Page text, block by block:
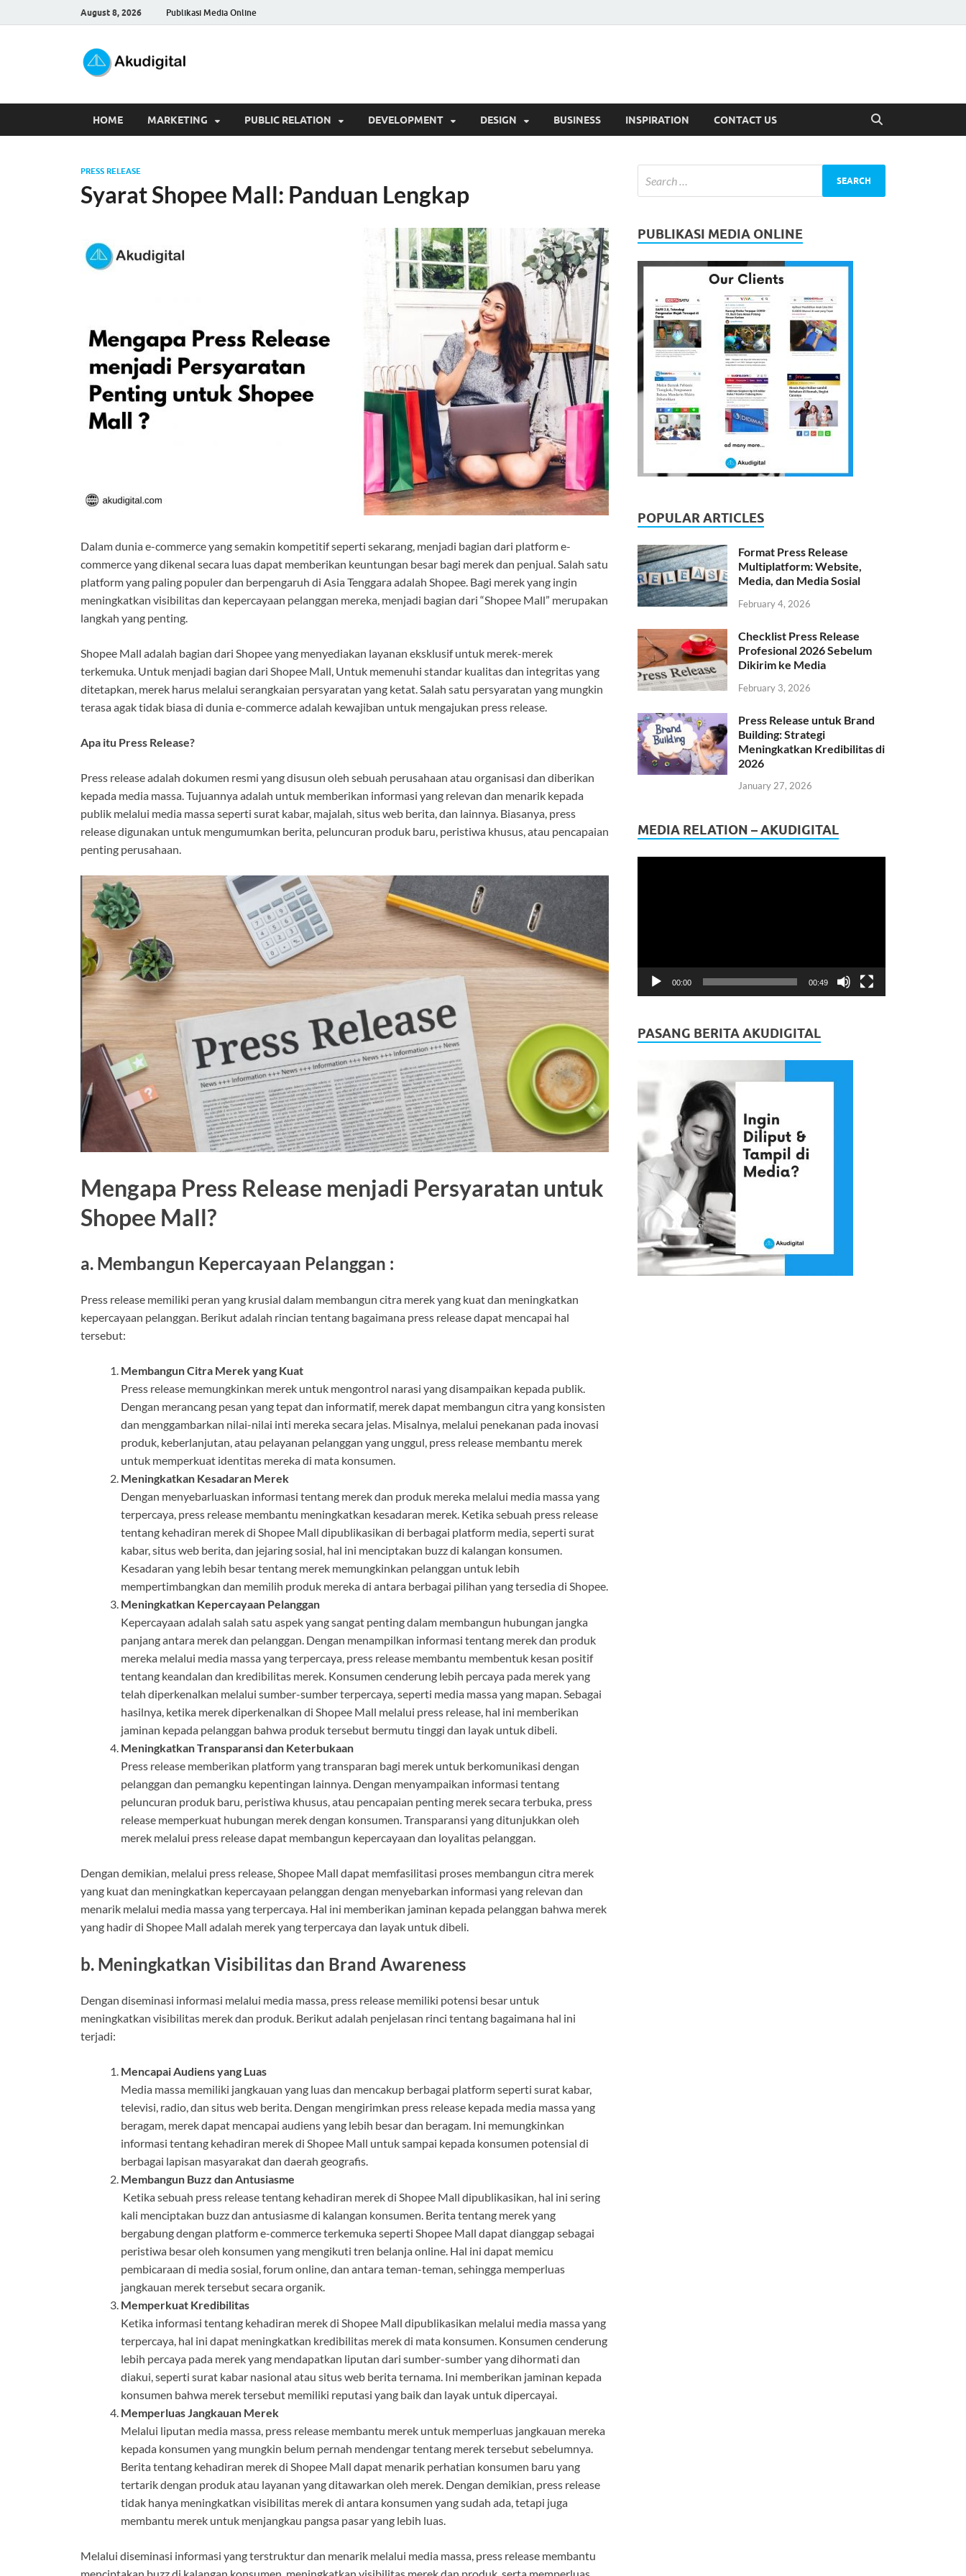
August 8, 2026 Publikasi Media Online
HOME MARKETING PUBLIC RELATION DEVELOPMENT DESIGN BUSINESS INSPIRATION CONTACT US
PRESS RELEASE
Syarat Shopee Mall: Panduan Lengkap
Dalam dunia e-commerce yang semakin kompetitif seperti sekarang, menjadi bagian dari platform e-
commerce yang dikenal secara luas dapat memberikan keuntungan besar bagi merek dan penjual. Salah satu
platform yang paling populer dan berpengaruh di Asia Tenggara adalah Shopee. Bagi merek yang ingin
meningkatkan visibilitas dan kepercayaan pelanggan mereka, menjadi bagian dari “Shopee Mall” merupakan
langkah yang penting.
Shopee Mall adalah bagian dari Shopee yang menyediakan layanan eksklusif untuk merek-merek
terkemuka. Untuk menjadi bagian dari Shopee Mall, Untuk memenuhi standar kualitas dan integritas yang
ditetapkan, merek harus melalui serangkaian persyaratan yang ketat. Salah satu persyaratan yang mungkin
terasa agak tidak biasa di dunia e-commerce adalah kewajiban untuk mengajukan press release.
Apa itu Press Release?
Press release adalah dokumen resmi yang disusun oleh sebuah perusahaan atau organisasi dan diberikan
kepada media massa. Tujuannya adalah untuk memberikan informasi yang relevan dan menarik kepada
publik melalui media massa seperti surat kabar, majalah, situs web berita, dan lainnya. Biasanya, press
release digunakan untuk mengumumkan berita, peluncuran produk baru, peristiwa khusus, atau pencapaian
penting perusahaan.
Mengapa Press Release menjadi Persyaratan untuk
Shopee Mall?
a. Membangun Kepercayaan Pelanggan :
Press release memiliki peran yang krusial dalam membangun citra merek yang kuat dan meningkatkan
kepercayaan pelanggan. Berikut adalah rincian tentang bagaimana press release dapat mencapai hal
tersebut:
Membangun Citra Merek yang Kuat
Press release memungkinkan merek untuk mengontrol narasi yang disampaikan kepada publik.
Dengan merancang pesan yang tepat dan informatif, merek dapat membangun citra yang konsisten
dan menggambarkan nilai-nilai inti mereka secara jelas. Misalnya, melalui penekanan pada inovasi
produk, keberlanjutan, atau pelayanan pelanggan yang unggul, press release membantu merek
untuk memperkuat identitas mereka di mata konsumen.
Meningkatkan Kesadaran Merek
Dengan menyebarluaskan informasi tentang merek dan produk mereka melalui media massa yang
terpercaya, press release membantu meningkatkan kesadaran merek. Ketika sebuah press release
tentang kehadiran merek di Shopee Mall dipublikasikan di berbagai platform media, seperti surat
kabar, situs web berita, dan jejaring sosial, hal ini menciptakan buzz di kalangan konsumen.
Kesadaran yang lebih besar tentang merek memungkinkan pelanggan untuk lebih
mempertimbangkan dan memilih produk mereka di antara berbagai pilihan yang tersedia di Shopee.
Meningkatkan Kepercayaan Pelanggan
Kepercayaan adalah salah satu aspek yang sangat penting dalam membangun hubungan jangka
panjang antara merek dan pelanggan. Dengan menampilkan informasi tentang merek dan produk
mereka melalui media massa yang terpercaya, press release membantu membentuk kesan positif
tentang keandalan dan kredibilitas merek. Konsumen cenderung lebih percaya pada merek yang
telah diperkenalkan melalui sumber-sumber terpercaya, seperti media massa yang mapan. Sebagai
hasilnya, ketika merek diperkenalkan di Shopee Mall melalui press release, hal ini memberikan
jaminan kepada pelanggan bahwa produk tersebut bermutu tinggi dan layak untuk dibeli.
Meningkatkan Transparansi dan Keterbukaan
Press release memberikan platform yang transparan bagi merek untuk berkomunikasi dengan
pelanggan dan pemangku kepentingan lainnya. Dengan menyampaikan informasi tentang
peluncuran produk baru, peristiwa khusus, atau pencapaian penting merek secara terbuka, press
release memperkuat hubungan merek dengan konsumen. Transparansi yang ditunjukkan oleh
merek melalui press release dapat membangun kepercayaan dan loyalitas pelanggan.
Dengan demikian, melalui press release, Shopee Mall dapat memfasilitasi proses membangun citra merek
yang kuat dan meningkatkan kepercayaan pelanggan dengan menyebarkan informasi yang relevan dan
menarik melalui media massa yang terpercaya. Hal ini memberikan jaminan kepada pelanggan bahwa merek
yang hadir di Shopee Mall adalah merek yang terpercaya dan layak untuk dibeli.
b. Meningkatkan Visibilitas dan Brand Awareness
Dengan diseminasi informasi melalui media massa, press release memiliki potensi besar untuk
meningkatkan visibilitas merek dan produk. Berikut adalah penjelasan rinci tentang bagaimana hal ini
terjadi:
Mencapai Audiens yang Luas
Media massa memiliki jangkauan yang luas dan mencakup berbagai platform seperti surat kabar,
televisi, radio, dan situs web berita. Dengan mengirimkan press release kepada media massa yang
beragam, merek dapat mencapai audiens yang lebih besar dan beragam. Ini memungkinkan
informasi tentang kehadiran merek di Shopee Mall untuk sampai kepada konsumen potensial di
berbagai lapisan masyarakat dan daerah geografis.
Membangun Buzz dan Antusiasme
Ketika sebuah press release tentang kehadiran merek di Shopee Mall dipublikasikan, hal ini sering
kali menciptakan buzz dan antusiasme di kalangan konsumen. Berita tentang merek yang
bergabung dengan platform e-commerce terkemuka seperti Shopee Mall dapat dianggap sebagai
peristiwa besar oleh konsumen yang mengikuti tren belanja online. Hal ini dapat memicu
pembicaraan di media sosial, forum online, dan antara teman-teman, sehingga memperluas
jangkauan merek tersebut secara organik.
Memperkuat Kredibilitas
Ketika informasi tentang kehadiran merek di Shopee Mall dipublikasikan melalui media massa yang
terpercaya, hal ini dapat meningkatkan kredibilitas merek di mata konsumen. Konsumen cenderung
lebih percaya pada merek yang mendapatkan liputan dari sumber-sumber yang dihormati dan
diakui, seperti surat kabar nasional atau situs web berita ternama. Ini memberikan jaminan kepada
konsumen bahwa merek tersebut memiliki reputasi yang baik dan layak untuk dipercayai.
Memperluas Jangkauan Merek
Melalui liputan media massa, press release membantu merek untuk memperluas jangkauan mereka
kepada konsumen yang mungkin belum pernah mendengar tentang merek tersebut sebelumnya.
Berita tentang kehadiran merek di Shopee Mall dapat menarik perhatian konsumen baru yang
tertarik dengan produk atau layanan yang ditawarkan oleh merek. Dengan demikian, press release
tidak hanya meningkatkan visibilitas merek di antara konsumen yang sudah ada, tetapi juga
membantu merek untuk menjangkau pangsa pasar yang lebih luas.
Melalui diseminasi informasi yang terstruktur dan menarik melalui media massa, press release membantu
menciptakan buzz di kalangan konsumen, meningkatkan visibilitas merek dan produk, serta memperluas
PUBLIKASI MEDIA ONLINE
POPULAR ARTICLES
Format Press Release
Multiplatform: Website,
Media, dan Media Sosial
February 4, 2026
Checklist Press Release
Profesional 2026 Sebelum
Dikirim ke Media
February 3, 2026
Press Release untuk Brand
Building: Strategi
Meningkatkan Kredibilitas di
2026
January 27, 2026
MEDIA RELATION – AKUDIGITAL
00:00 00:49
PASANG BERITA AKUDIGITAL